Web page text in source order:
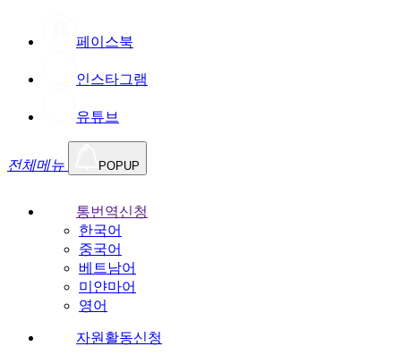
페이스북
인스타그램
유튜브
전체메뉴 POPUP
통번역신청
한국어
중국어
베트남어
미얀마어
영어
자원활동신청